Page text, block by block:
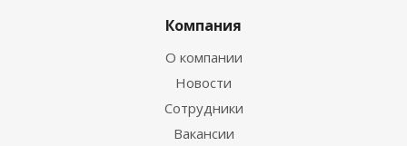
Компания
О компании
Новости
Сотрудники
Вакансии